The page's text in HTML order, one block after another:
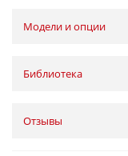
Модели и опции
Библиотека
Отзывы